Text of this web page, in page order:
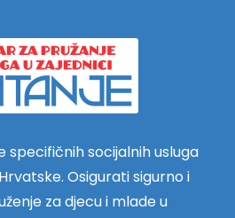
specifičnih socijalnih usluga
Osigurati sigurno i
za djecu i mlade u